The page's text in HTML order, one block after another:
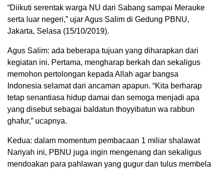
“Diikuti serentak warga NU dari Sabang sampai Merauke
serta luar negeri,” ujar Agus Salim di Gedung PBNU,
Jakarta, Selasa (15/10/2019).
Agus Salim: ada beberapa tujuan yang diharapkan dari
kegiatan ini. Pertama, mengharap berkah dan sekaligus
memohon pertolongan kepada Allah agar bangsa
Indonesia selamat dari ancaman apapun. “Kita berharap
tetap senantiasa hidup damai dan semoga menjadi apa
yang disebut sebagai baldatun thoyyibatun wa rabbun
ghafur,” ucapnya.
Kedua: dalam momentum pembacaan 1 miliar shalawat
Nariyah ini, PBNU juga ingin mengenang dan sekaligus
mendoakan para pahlawan yang gugur dan tulus membela